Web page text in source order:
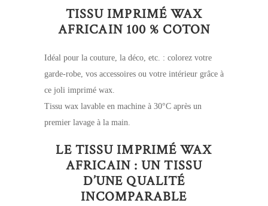
TISSU IMPRIMÉ WAX
AFRICAIN 100 % COTON
Idéal pour la couture, la déco, etc. : colorez votre
garde-robe, vos accessoires ou votre intérieur grâce à
ce joli imprimé wax.
Tissu wax lavable en machine à 30°C après un
premier lavage à la main.
LE TISSU IMPRIMÉ WAX
AFRICAIN : UN TISSU
D’UNE QUALITÉ
INCOMPARABLE